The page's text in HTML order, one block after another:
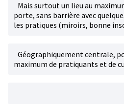
Mais surtout un lieu au
porte, sans barrière avec
les pratiques (miroirs, bonne
Géographiquement centrale,
maximum de pratiquants et de